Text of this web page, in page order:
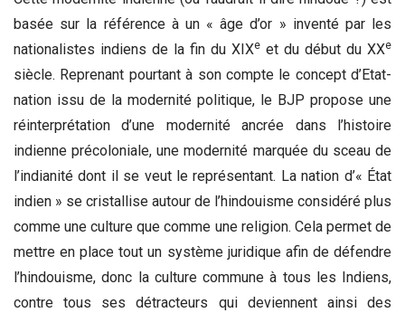
basée sur la référence à un « âge d’or » inventé par les
nationalistes indiens de la fin du XIXe et du début du XXe
siècle. Reprenant pourtant à son compte le concept d’Etat-
nation issu de la modernité politique, le BJP propose une
réinterprétation d’une modernité ancrée dans l’histoire
indienne précoloniale, une modernité marquée du sceau de
l’indianité dont il se veut le représentant. La nation d’« État
indien » se cristallise autour de l’hindouisme considéré plus
comme une culture que comme une religion. Cela permet de
mettre en place tout un système juridique afin de défendre
l’hindouisme, donc la culture commune à tous les Indiens,
contre tous ses détracteurs qui deviennent ainsi des